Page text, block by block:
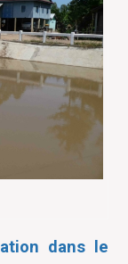
dans le